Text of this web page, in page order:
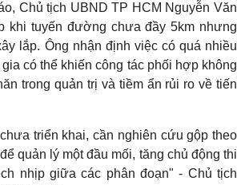
Chủ tịch UBND TP HCM Nguyễn Văn
khi tuyến đường chưa đầy 5km nhưng
lắp. Ông nhận định việc có quá nhiều
có thể khiến công tác phối hợp không
trong quản trị và tiềm ẩn rủi ro về tiến
triển khai, cần nghiên cứu gộp theo
quản lý một đầu mối, tăng chủ động thi
nhịp giữa các phân đoạn" - Chủ tịch